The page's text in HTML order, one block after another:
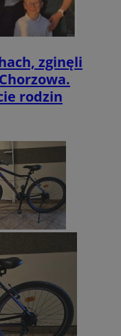
zginęli
rodzin